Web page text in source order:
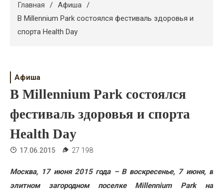
Худеем
Психология
Дом
Жизнь
Хобби
Недвижимость
Главная
Афиша
В Millennium Park состоялся фестиваль здоровья и
спорта Health Day
Афиша
В Millennium Park состоялся
фестиваль здоровья и спорта
Health Day
17.06.2015 27 198
Москва, 17 июня 2015 года – В воскресенье, 7 июня, в
элитном загородном поселке Millennium Park на